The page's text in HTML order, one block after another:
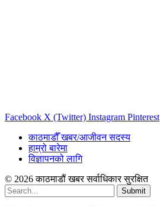
Facebook X (Twitter) Instagram Pinterest
काठमाडौँ खबर/आजीवन सदस्य
हाम्रो बारेमा
विज्ञापनको लागि
© 2026 काठमाडौं खबर सर्वाधिकार सुरक्षित
Submit